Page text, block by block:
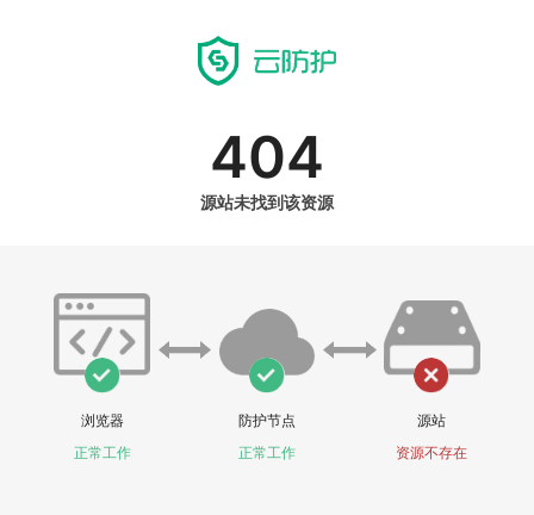
404
源站未找到该资源
浏览器
正常工作
防护节点
正常工作
源站
资源不存在